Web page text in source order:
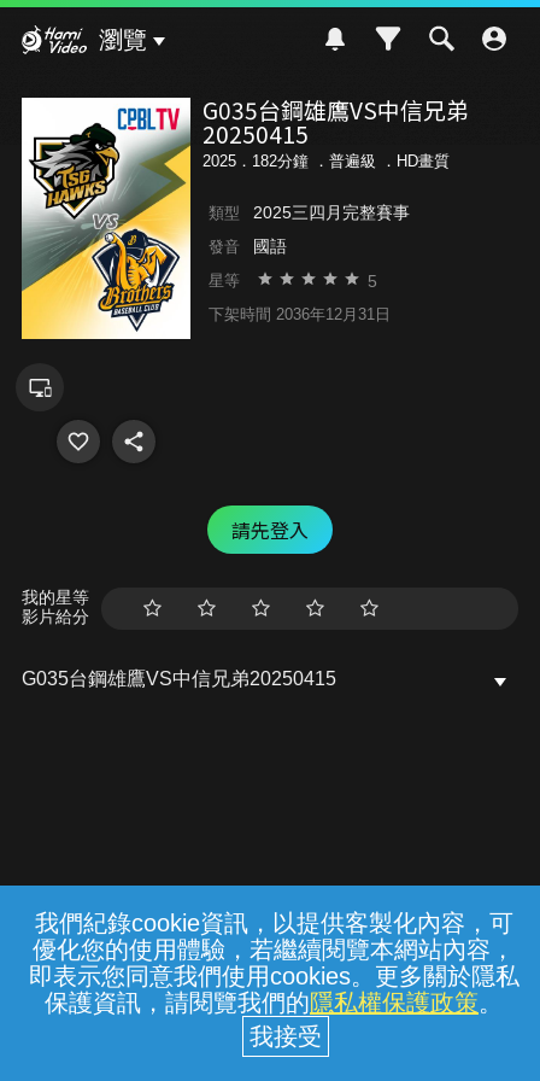
我們紀錄cookie資訊，以提供客製化內容，可
優化您的使用體驗，若繼續閱覽本網站內容，
即表示您同意我們使用cookies。更多關於隱私
保護資訊，請閱覽我們的隱私權保護政策。
瀏覽
G035台鋼雄鷹VS中信兄弟
20250415
2025．182分鐘 ． 普遍級 ．HD畫質
類型 2025三四月完整賽事
發音 國語
星等 5
下架時間 2036年12月31日
請先登入
我的星等
影片給分
G035台鋼雄鷹VS中信兄弟20250415
常見問題 線上客服 服務條款 隱私權保護
中華電信股份有限公司個人家庭分公司
(統一編號：96979949) © 2026
{{notifyMsg}}